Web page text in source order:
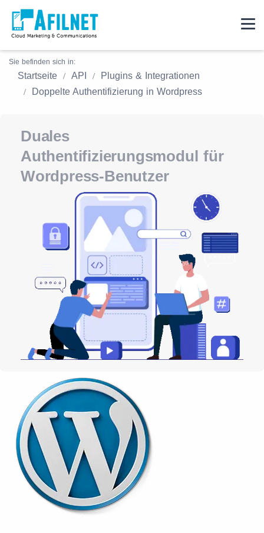
Sie befinden sich in:
Startseite API
Plugins & Integrationen
Doppelte Authentifizierung in Wordpress
Duales
Authentifizierungsmodul für
Wordpress-Benutzer